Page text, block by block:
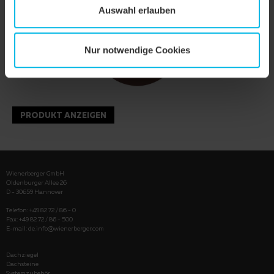
Auswahl erlauben
Nur notwendige Cookies
PRODUKT ANZEIGEN
Wienerberger GmbH
Oldenburger Allee 26
D - 30659 Hannover
Telefon: +49 82 72 / 86 - 0
Fax: +49 82 72 / 86 - 500
E-mail: de.info@wienerberger.com
Dachziegel
Dachsteine